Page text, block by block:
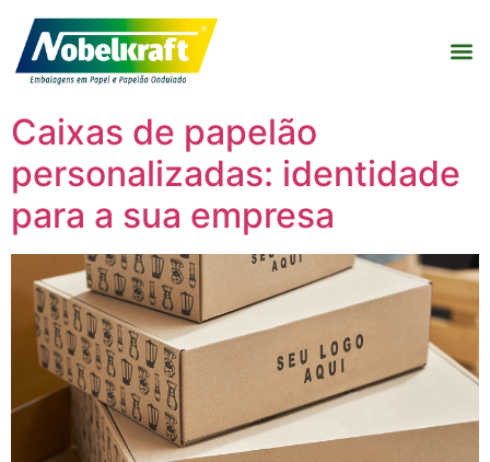
Caixas de papelão
personalizadas: identidade
para a sua empresa